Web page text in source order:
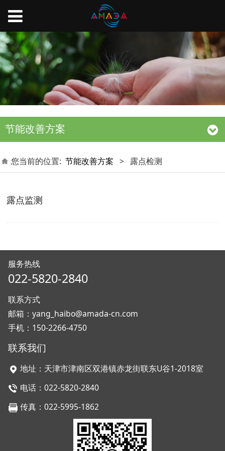
节能改善方案
您当前的位置: 节能改善方案 > 露点检测
露点监测
服务热线
022-5820-2840
联系方式
邮箱：yang_haibo@amada-cn.com
手机：150-2266-4750
联系我们
地址：天津市津南区双港镇赤龙街联东U谷1-2018室
电话：022-5820-2840
传真：022-5995-1862